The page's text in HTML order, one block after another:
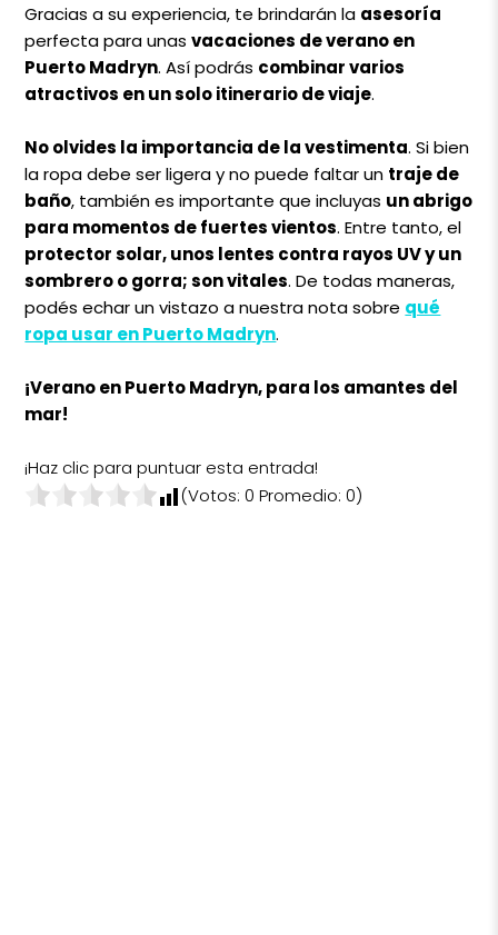
Gracias a su experiencia, te brindarán la asesoría
perfecta para unasvacaciones de verano en
Puerto Madryn. Así podrás combinar varios
atractivos en un solo itinerario de viaje.
No olvides la importancia de la vestimenta. Si bien
la ropa debe ser ligera y no puede faltar un traje de
baño, también es importante que incluyas un abrigo
para momentos de fuertes vientos. Entre tanto, el
protector solar, unos lentes contra rayos UV y un
sombrero o gorra; son vitales. De todas maneras,
podés echar un vistazo a nuestra nota sobre qué
ropa usar en Puerto Madryn.
¡Verano en Puerto Madryn, para los amantes del
mar!
¡Haz clic para puntuar esta entrada!
(Votos:0 Promedio:0)